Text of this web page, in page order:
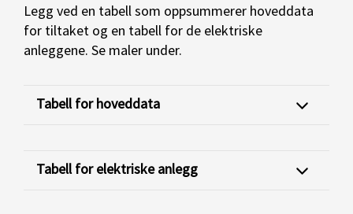
Legg ved en tabell som oppsummerer hoveddata
for tiltaket og en tabell for de elektriske
anleggene. Se maler under.
Tabell for hoveddata
Tabell for elektriske anlegg